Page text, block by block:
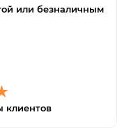
или безналичным
клиентов